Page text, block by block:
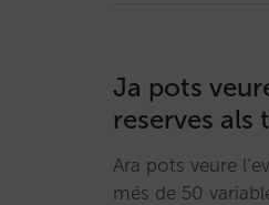
Ja pots
reserves als
Ara pots veure
més de 50